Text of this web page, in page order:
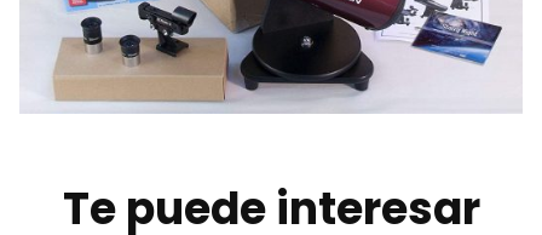
Te puede interesar